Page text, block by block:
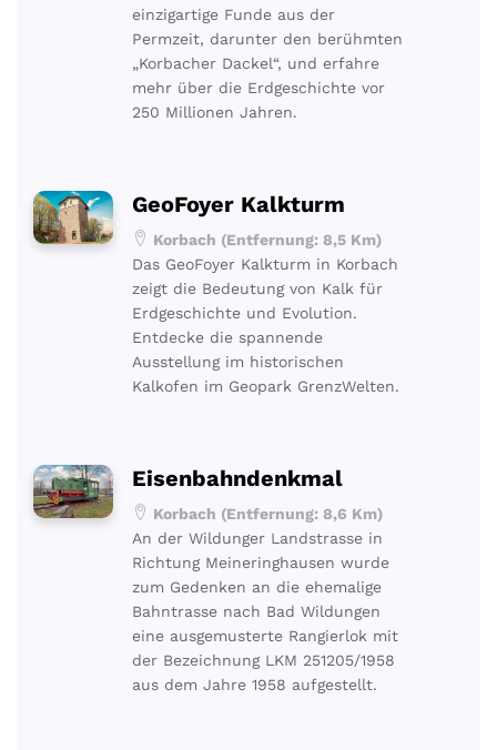
einzigartige Funde aus der
Permzeit, darunter den berühmten
„Korbacher Dackel“, und erfahre
mehr über die Erdgeschichte vor
250 Millionen Jahren.
GeoFoyer Kalkturm
Korbach (Entfernung: 8,5 Km)
Das GeoFoyer Kalkturm in Korbach
zeigt die Bedeutung von Kalk für
Erdgeschichte und Evolution.
Entdecke die spannende
Ausstellung im historischen
Kalkofen im Geopark GrenzWelten.
Eisenbahndenkmal
Korbach (Entfernung: 8,6 Km)
An der Wildunger Landstrasse in
Richtung Meineringhausen wurde
zum Gedenken an die ehemalige
Bahntrasse nach Bad Wildungen
eine ausgemusterte Rangierlok mit
der Bezeichnung LKM 251205/1958
aus dem Jahre 1958 aufgestellt.